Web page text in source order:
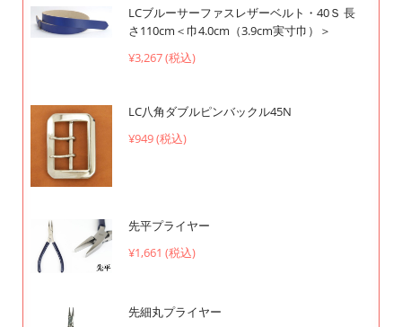
LCブルーサーファスレザーベルト・40Ｓ 長
さ110cm＜巾4.0cm（3.9cm実寸巾）＞
¥3,267 (税込)
LC八角ダブルピンバックル45N
¥949 (税込)
先平プライヤー
¥1,661 (税込)
先細丸プライヤー